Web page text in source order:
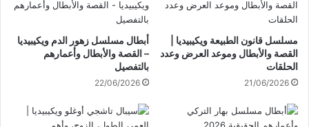
مسلسل قانون الطبيعة ويكيبيديا |
القصة والأبطال وموعد العرض وعدد
الحلقات
21/06/2026
أبطال مسلسل زهور الدم ويكيبيديا
– القصة والأبطال وأعمارهم
بالتفصيل
22/06/2026